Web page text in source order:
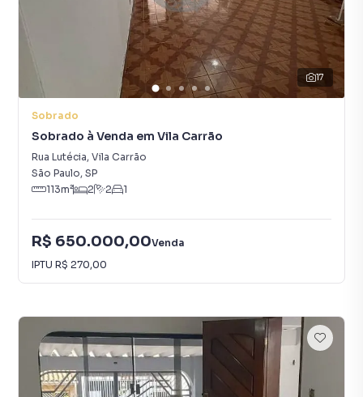
17
Sobrado
Sobrado à Venda em Vila Carrão
Rua Lutécia, Vila Carrão
São Paulo, SP
113m² 2 2 1
R$ 650.000,00Venda
IPTU R$ 270,00